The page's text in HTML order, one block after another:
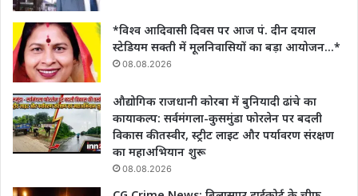
*विश्व आदिवासी दिवस पर आज पं. दीन दयाल
स्टेडियम सक्ती में मूलनिवासियों का बड़ा आयोजन…*
08.08.2026
औद्योगिक राजधानी कोरबा में बुनियादी ढांचे का
कायाकल्प: सर्वमंगला-कुसमुंडा फोरलेन पर बदली
विकास की तस्वीर, स्ट्रीट लाइट और पर्यावरण संरक्षण
का महाअभियान शुरू
08.08.2026